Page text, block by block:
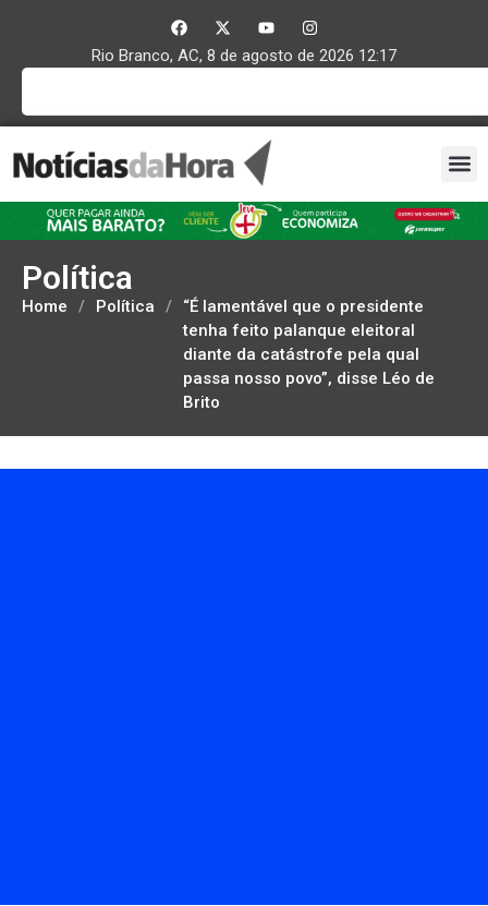
Rio Branco, AC, 8 de agosto de 2026 12:17
Política
Home / Política /
“É lamentável que o presidente
tenha feito palanque eleitoral
diante da catástrofe pela qual
passa nosso povo”, disse Léo de
Brito